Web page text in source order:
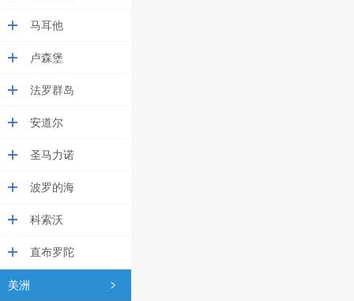
马耳他
卢森堡
法罗群岛
安道尔
圣马力诺
波罗的海
科索沃
直布罗陀
美洲